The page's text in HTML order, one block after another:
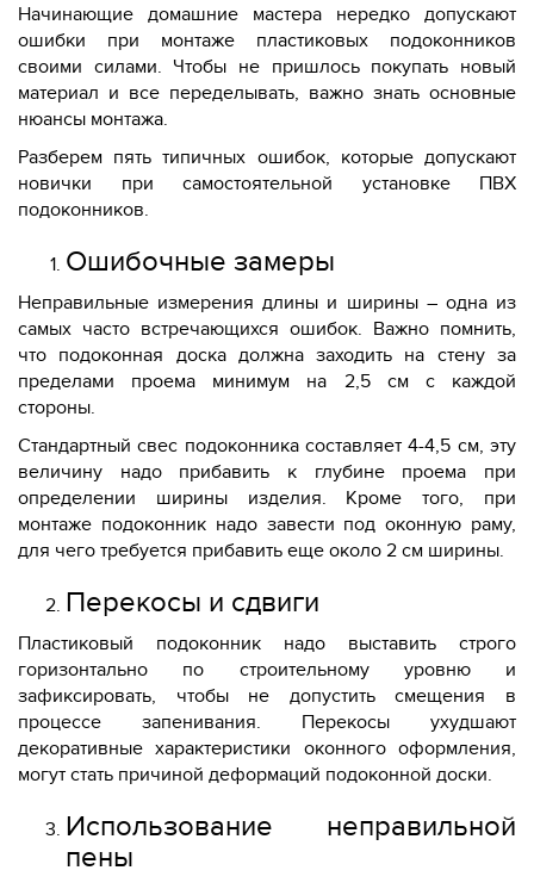
Начинающие домашние мастера нередко допускают
ошибки при монтаже пластиковых подоконников
своими силами. Чтобы не пришлось покупать новый
материал и все переделывать, важно знать основные
нюансы монтажа.
Разберем пять типичных ошибок, которые допускают
новички при самостоятельной установке ПВХ
подоконников.
Ошибочные замеры
Неправильные измерения длины и ширины – одна из
самых часто встречающихся ошибок. Важно помнить,
что подоконная доска должна заходить на стену за
пределами проема минимум на 2,5 см с каждой
стороны.
Стандартный свес подоконника составляет 4-4,5 см, эту
величину надо прибавить к глубине проема при
определении ширины изделия. Кроме того, при
монтаже подоконник надо завести под оконную раму,
для чего требуется прибавить еще около 2 см ширины.
Перекосы и сдвиги
Пластиковый подоконник надо выставить строго
горизонтально по строительному уровню и
зафиксировать, чтобы не допустить смещения в
процессе запенивания. Перекосы ухудшают
декоративные характеристики оконного оформления,
могут стать причиной деформаций подоконной доски.
Использование неправильной
пены